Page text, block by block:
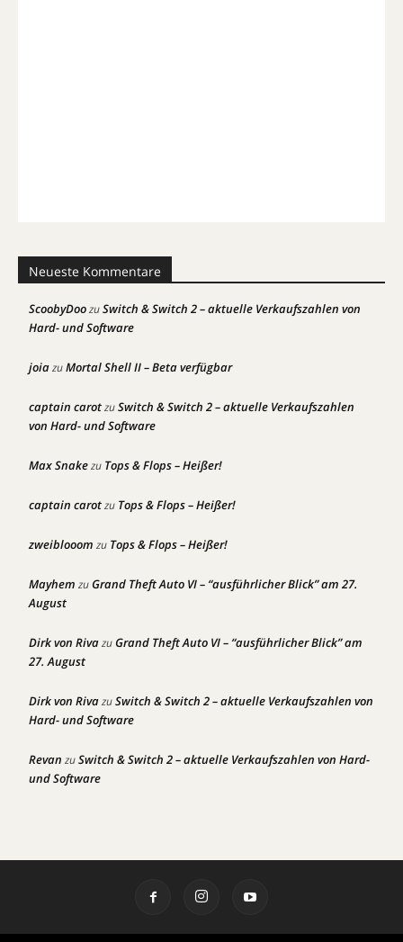
Neueste Kommentare
ScoobyDoozuSwitch & Switch 2 – aktuelle Verkaufszahlen von
Hard- und Software
joiazuMortal Shell II – Beta verfügbar
captain carotzuSwitch & Switch 2 – aktuelle Verkaufszahlen
von Hard- und Software
Max Snakezu Tops & Flops – Heißer!
captain carotzu Tops & Flops – Heißer!
zweiblooom zu Tops & Flops – Heißer!
Mayhem zuGrand Theft Auto VI – “ausführlicher Blick” am 27.
August
Dirk von RivazuGrand Theft Auto VI – “ausführlicher Blick” am
27. August
Dirk von RivazuSwitch & Switch 2 – aktuelle Verkaufszahlen von
Hard- und Software
Revan zuSwitch & Switch 2 – aktuelle Verkaufszahlen von Hard-
und Software